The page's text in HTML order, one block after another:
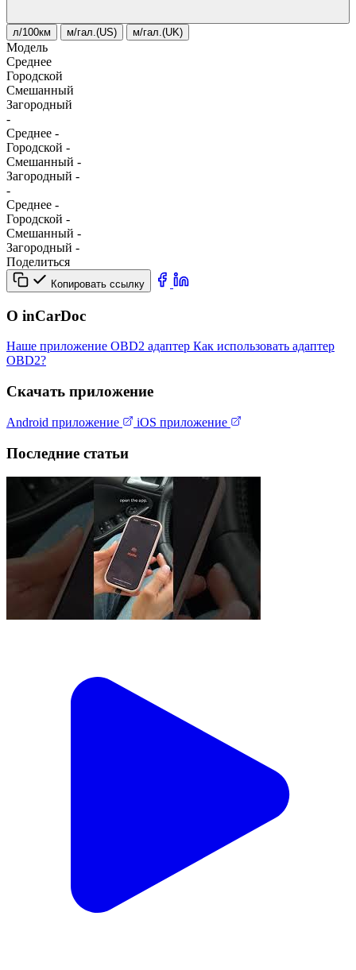
л/100км м/гал.(US) м/гал.(UK)
Модель
Среднее
Городской
Смешанный
Загородный
-
Среднее -
Городской -
Смешанный -
Загородный -
-
Среднее -
Городской -
Смешанный -
Загородный -
Поделиться
Копировать ссылку
О inCarDoc
Наше приложение OBD2 адаптер Как использовать адаптер
OBD2?
Скачать приложение
Android приложение iOS приложение
Последние статьи